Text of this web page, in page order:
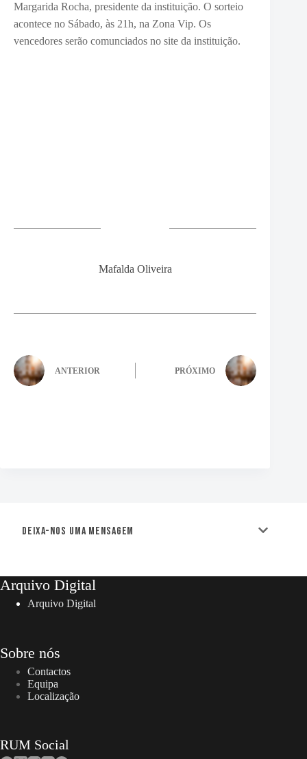
Margarida Rocha, presidente da instituição. O sorteio
acontece no Sábado, às 21h, na Zona Vip. Os
vencedores serão comunciados no site da instituição.
Mafalda Oliveira
ANTERIOR PRÓXIMO
Deixa-nos uma mensagem
Arquivo Digital
Arquivo Digital
Sobre nós
Contactos
Equipa
Localização
RUM Social